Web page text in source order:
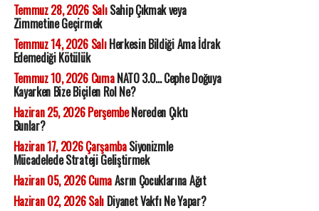
Temmuz 28, 2026 SalıSahip Çıkmak veya
Zimmetine Geçirmek
Temmuz 14, 2026 SalıHerkesin Bildiği Ama İdrak
Edemediği Kötülük
Temmuz 10, 2026 CumaNATO 3.0... Cephe Doğuya
Kayarken Bize Biçilen Rol Ne?
Haziran 25, 2026 PerşembeNereden Çıktı
Bunlar?
Haziran 17, 2026 ÇarşambaSiyonizmle
Mücadelede Strateji Geliştirmek
Haziran 05, 2026 CumaAsrın Çocuklarına Ağıt
Haziran 02, 2026 SalıDiyanet Vakfı Ne Yapar?